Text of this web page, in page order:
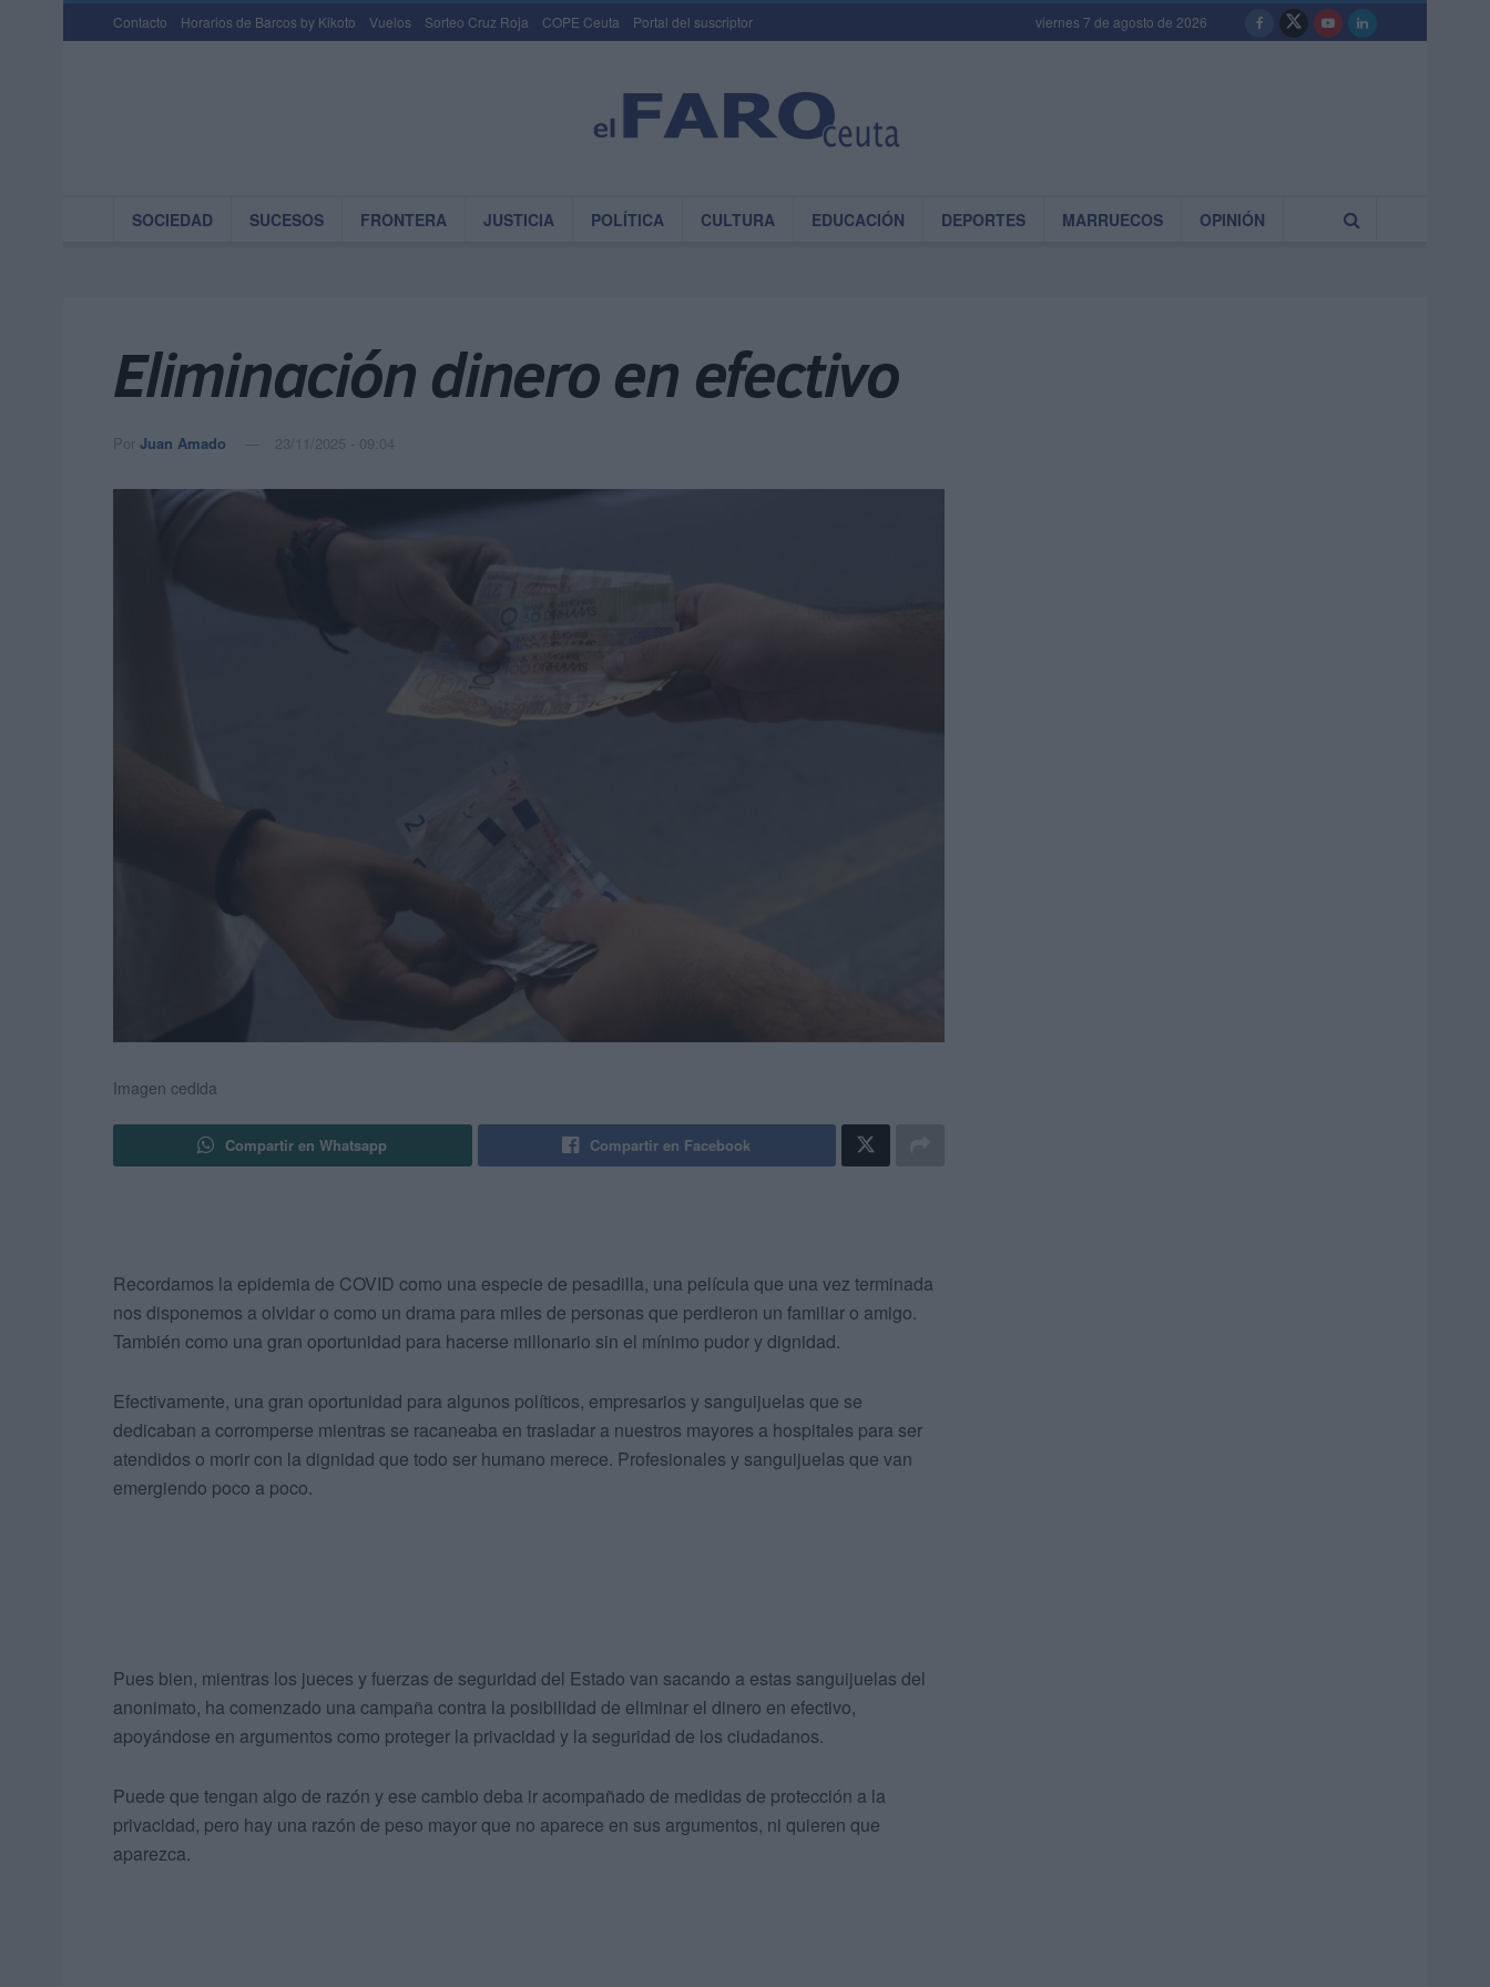
Contacto Horarios de Barcos by Kikoto Vuelos Sorteo Cruz Roja COPE Ceuta Portal del suscriptor viernes 7 de agosto de 2026
SOCIEDAD SUCESOS FRONTERA JUSTICIA POLÍTICA CULTURA EDUCACIÓN DEPORTES MARRUECOS OPINIÓN
Eliminación dinero en efectivo
Por Juan Amado 23/11/2025 - 09:04
Imagen cedida
Compartir en Whatsapp Compartir en Facebook
Recordamos la epidemia de COVID como una especie de pesadilla, una película que una vez terminada
nos disponemos a olvidar o como un drama para miles de personas que perdieron un familiar o amigo.
También como una gran oportunidad para hacerse millonario sin el mínimo pudor y dignidad.
Efectivamente, una gran oportunidad para algunos políticos, empresarios y sanguijuelas que se
dedicaban a corromperse mientras se racaneaba en trasladar a nuestros mayores a hospitales para ser
atendidos o morir con la dignidad que todo ser humano merece. Profesionales y sanguijuelas que van
emergiendo poco a poco.
Pues bien, mientras los jueces y fuerzas de seguridad del Estado van sacando a estas sanguijuelas del
anonimato, ha comenzado una campaña contra la posibilidad de eliminar el dinero en efectivo,
apoyándose en argumentos como proteger la privacidad y la seguridad de los ciudadanos.
Puede que tengan algo de razón y ese cambio deba ir acompañado de medidas de protección a la
privacidad, pero hay una razón de peso mayor que no aparece en sus argumentos, ni quieren que
aparezca.